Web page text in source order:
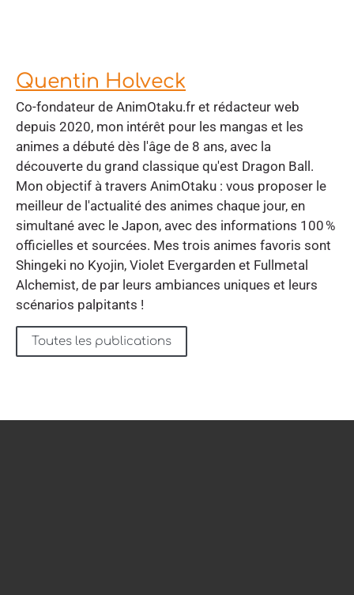
Quentin Holveck
Co-fondateur de AnimOtaku.fr et rédacteur web
depuis 2020, mon intérêt pour les mangas et les
animes a débuté dès l'âge de 8 ans, avec la
découverte du grand classique qu'est Dragon Ball.
Mon objectif à travers AnimOtaku : vous proposer le
meilleur de l'actualité des animes chaque jour, en
simultané avec le Japon, avec des informations 100 %
officielles et sourcées. Mes trois animes favoris sont
Shingeki no Kyojin, Violet Evergarden et Fullmetal
Alchemist, de par leurs ambiances uniques et leurs
scénarios palpitants !
Toutes les publications